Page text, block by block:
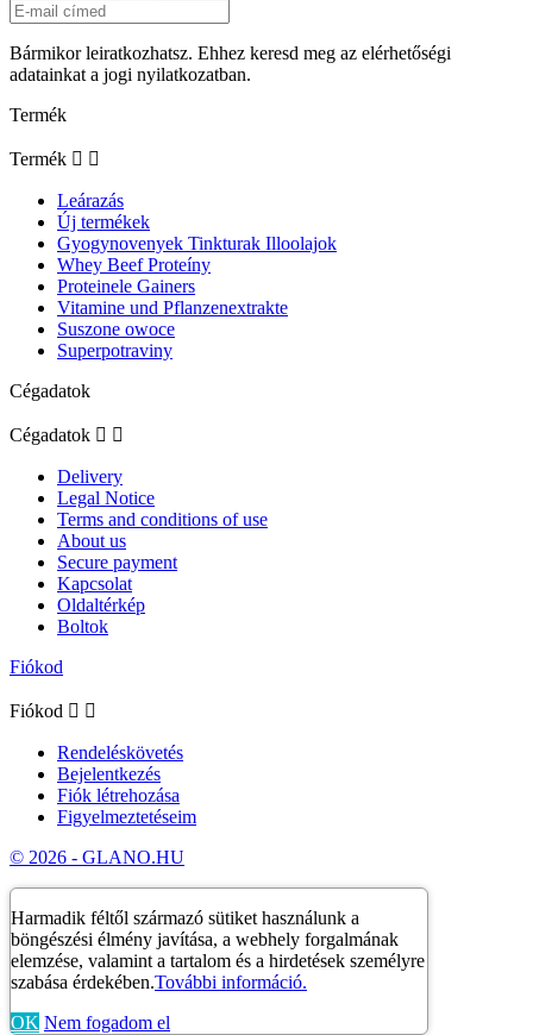
Bármikor leiratkozhatsz. Ehhez keresd meg az elérhetőségi
adatainkat a jogi nyilatkozatban.
Termék
Termék  
Leárazás
Új termékek
Gyogynovenyek Tinkturak Illoolajok
Whey Beef Proteíny
Proteinele Gainers
Vitamine und Pflanzenextrakte
Suszone owoce
Superpotraviny
Cégadatok
Cégadatok  
Delivery
Legal Notice
Terms and conditions of use
About us
Secure payment
Kapcsolat
Oldaltérkép
Boltok
Fiókod
Fiókod  
Rendeléskövetés
Bejelentkezés
Fiók létrehozása
Figyelmeztetéseim
© 2026 - GLANO.HU
Harmadik féltől származó sütiket használunk a
böngészési élmény javítása, a webhely forgalmának
elemzése, valamint a tartalom és a hirdetések személyre
szabása érdekében.További információ.
OK Nem fogadom el